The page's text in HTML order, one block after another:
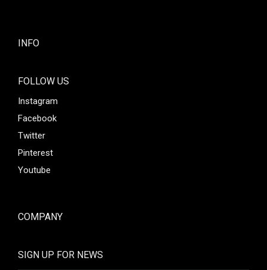
INFO
FOLLOW US
Instagram
Facebook
Twitter
Pinterest
Youtube
COMPANY
SIGN UP FOR NEWS